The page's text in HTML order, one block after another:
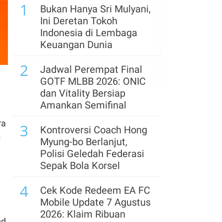
Hilirisasi, Simak Prospek
Saham Bumi Resources
(BUMI)
Arab Saudi, Turki, dan
Pakistan Bentuk Pakta
Pertahanan di Tengah
Krisis Timur Tengah
Kontrakan & Sewa
Properti Akan Kena
Pajak Mulai Tahun 2027
Diproyeksi Melebar,
Target Anggaran Netral
Makin Berat
1
Bukan Hanya Sri Mulyani,
Ini Deretan Tokoh
Indonesia di Lembaga
Keuangan Dunia
2
Jadwal Perempat Final
GOTF MLBB 2026: ONIC
dan Vitality Bersiap
Amankan Semifinal
3
Kontroversi Coach Hong
Myung-bo Berlanjut,
Polisi Geledah Federasi
Sepak Bola Korsel
4
Cek Kode Redeem EA FC
Mobile Update 7 Agustus
2026: Klaim Ribuan